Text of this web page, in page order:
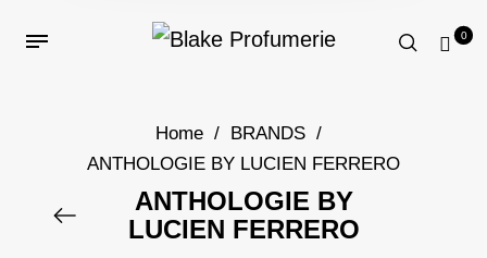
0
Home / BRANDS /
ANTHOLOGIE BY LUCIEN FERRERO
ANTHOLOGIE BY
LUCIEN FERRERO